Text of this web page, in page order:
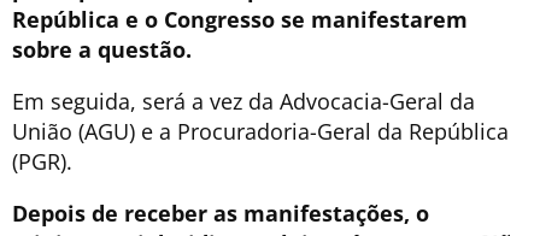
República e o Congresso se manifestarem
sobre a questão.
Em seguida, será a vez da Advocacia-Geral da
União (AGU) e a Procuradoria-Geral da República
(PGR).
Depois de receber as manifestações, o